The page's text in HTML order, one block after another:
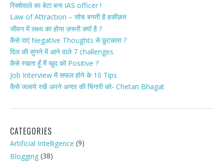
रिक्शेवाले का बेटा बना IAS officer !
Law of Attraction – सोच बनती है हकीक़त
जीवन में लक्ष्य का होना ज़रूरी क्यों है ?
कैसे पाएं Negative Thoughts से छुटकारा ?
दिल की सुनने में आने वाले 7 challenges
कैसे रखता हूँ मैं खुद को Positive ?
Job Interview में सफल होने के 10 Tips
कैसे जलाये रखें अपने अन्दर की चिंगारी को- Chetan Bhagat
CATEGORIES
Artificial Intelligence (9)
Blogging (38)